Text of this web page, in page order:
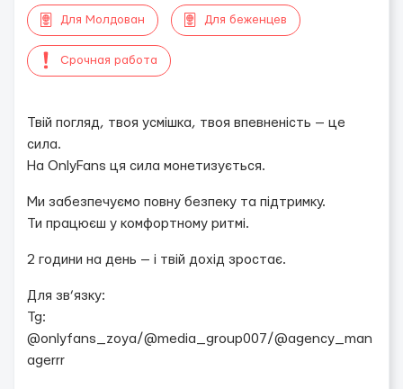
Для Молдован Для беженцев
Срочная работа
Твій погляд, твоя усмішка, твоя впевненість — це
сила.
На OnlyFans ця сила монетизується.
Ми забезпечуємо повну безпеку та підтримку.
Ти працюєш у комфортному ритмі.
2 години на день — і твій дохід зростає.
Для зв’язку:
Tg:
@onlyfans_zoya/@media_group007/@agency_man
agerrr